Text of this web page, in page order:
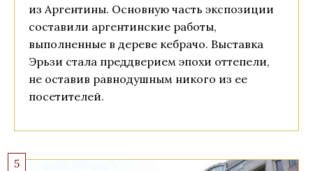
из Аргентины. Основную часть экспозиции
составили аргентинские работы,
выполненные в дереве кебрачо. Выставка
Эрьзи стала преддверием эпохи оттепели,
не оставив равнодушным никого из ее
посетителей.
5